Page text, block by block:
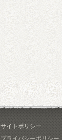
サイトポリシー
プライバシーポリシー